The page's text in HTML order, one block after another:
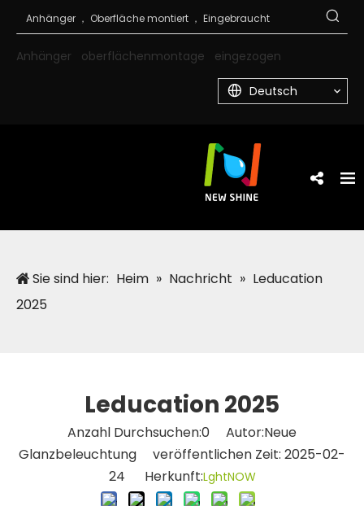
Anhänger oberflächenmontage eingezogen
Deutsch
Sie sind hier: Heim » Nachricht » Leducation
2025
Leducation 2025
Anzahl Durchsuchen:0 Autor:Neue
Glanzbeleuchtung veröffentlichen Zeit: 2025-02-
24 Herkunft:LghtNOW